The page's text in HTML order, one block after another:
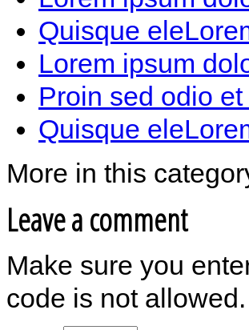
Quisque
Lorem ipsum
Proin sed odio
Quisque
More in this
Leave a comment
Make sure you
code is not allowed.